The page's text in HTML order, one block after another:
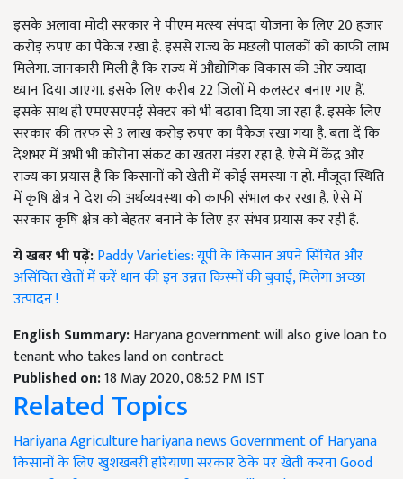
इसके अलावा मोदी सरकार ने पीएम मत्स्य संपदा योजना के लिए 20 हजार
करोड़ रुपए का पैकेज रखा है. इससे राज्य के मछली पालकों को काफी लाभ
मिलेगा. जानकारी मिली है कि राज्य में औद्योगिक विकास की ओर ज्यादा
ध्यान दिया जाएगा. इसके लिए करीब 22 जिलों में कलस्टर बनाए गए हैं.
इसके साथ ही एमएसएमई सेक्टर को भी बढ़ावा दिया जा रहा है. इसके लिए
सरकार की तरफ से 3 लाख करोड़ रुपए का पैकेज रखा गया है. बता दें कि
देशभर में अभी भी कोरोना संकट का खतरा मंडरा रहा है. ऐसे में केंद्र और
राज्य का प्रयास है कि किसानों को खेती में कोई समस्या न हो. मौजूदा स्थिति
में कृषि क्षेत्र ने देश की अर्थव्यवस्था को काफी संभाल कर रखा है. ऐसे में
सरकार कृषि क्षेत्र को बेहतर बनाने के लिए हर संभव प्रयास कर रही है.
ये खबर भी पढ़ें:Paddy Varieties: यूपी के किसान अपने सिंचित और
असिंचित खेतों में करें धान की इन उन्नत किस्मों की बुवाई, मिलेगा अच्छा
उत्पादन !
English Summary:Haryana government will also give loan to
tenant who takes land on contract
Published on:18 May 2020, 08:52 PM IST
Related Topics
Hariyana Agriculturehariyana newsGovernment of Haryana
किसानों के लिए खुशखबरीहरियाणा सरकारठेके पर खेती करनाGood